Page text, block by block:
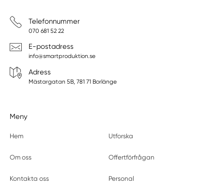
Telefonnummer
070 681 52 22
E-postadress
info@smartproduktion.se
Adress
Mästargatan 5B, 781 71 Borlänge
Meny
Hem Utforska
Om oss Offertförfrågan
Kontakta oss Personal